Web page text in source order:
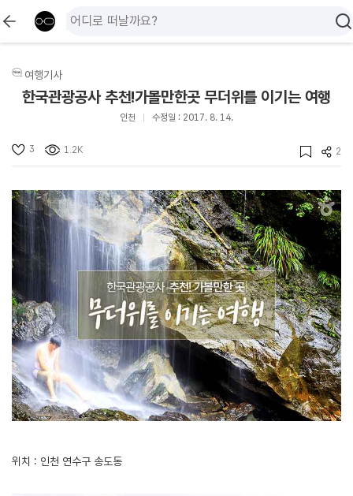
여행기사
한국관광공사 추천!가볼만한곳 무더위를 이기는 여행
인천 수정일 : 2017. 8. 14.
3 1.2K 2
위치 : 인천 연수구 송도동